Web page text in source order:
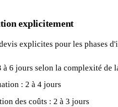
explicitement
explicites pour les phases
6 jours selon la complexité de
: 2 à 4 jours
des coûts : 2 à 3 jours